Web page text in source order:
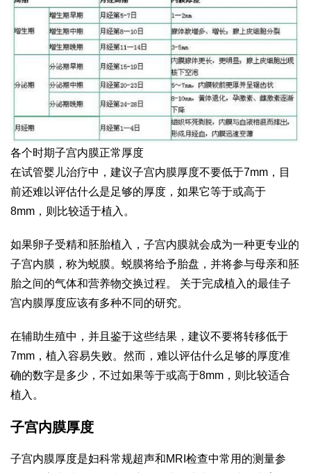
各个时期子宫内膜正常厚度
在试管婴儿治疗中，建议子宫内膜厚度不要低于7mm，目
前还难以评估什么是足够的厚度，如果它等于或高于
8mm，则比较适于植入。
如果卵子受精和胚胎植入，子宫内膜就会成为一种更专业的
子宫内膜，称为蜕膜。蜕膜将给予胎盘，并将参与母亲和胚
胎之间的气体和营养物交换过程。 关于完成植入的最佳子
宫内膜厚度应该有多种不同的研究。
在辅助生殖中，并且鉴于这些结果，建议不要将转移低于
7mm，植入容易失败。然而，难以评估什么足够的厚度准
确的数字是多少，不过如果等于或高于8mm，则比较适合
植入。
子宫内膜厚度
子宫内膜厚度是妇科常规超声和MRI检查中常用的测量参